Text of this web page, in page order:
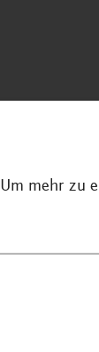
Um mehr zu